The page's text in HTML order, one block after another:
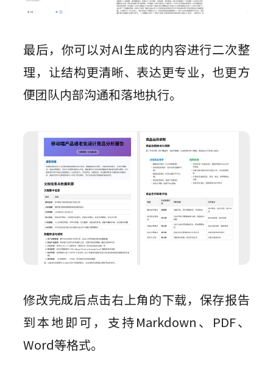
最后，你可以对AI生成的内容进行二次整
理，让结构更清晰、表达更专业，也更方
便团队内部沟通和落地执行。
修改完成后点击右上角的下载，保存报告
到本地即可，支持Markdown、PDF、
Word等格式。